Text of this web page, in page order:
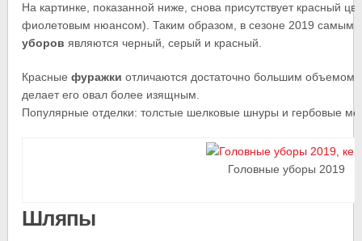
На картинке, показанной ниже, снова присутствует красный
фиолетовым нюансом). Таким образом, в сезоне 2019
уборов являются черный, серый и красный.
Красныефуражки отличаются достаточно большим
делает его овал более изящным.
Популярные отделки: толстые шелковые шнуры и гербовые
Головные уборы 2019
Шляпы